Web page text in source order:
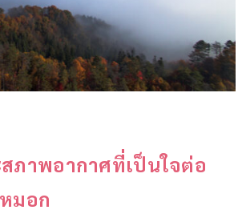
ภาพอากาศที่เป็นใจต่อ
มอก